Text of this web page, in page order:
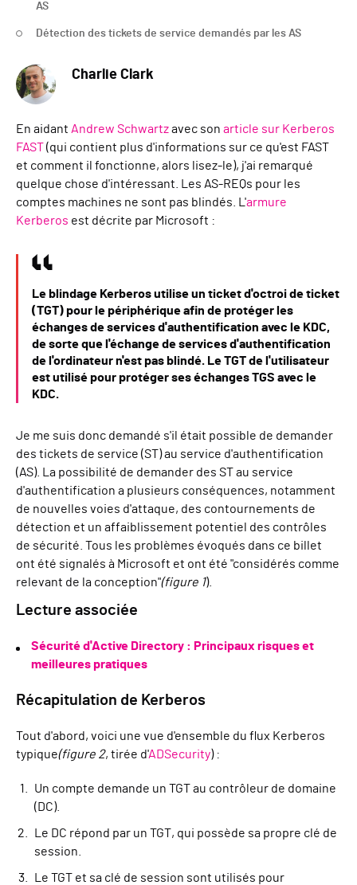
AS
Détection des tickets de service demandés par les AS
Charlie Clark
En aidant Andrew Schwartzavec son article sur Kerberos
FAST(qui contient plus d'informations sur ce qu'est FAST
et comment il fonctionne, alors lisez-le), j'ai remarqué
quelque chose d'intéressant. Les AS-REQs pour les
comptes machines ne sont pas blindés. L'armure
Kerberos est décrite par Microsoft :
Le blindage Kerberos utilise un ticket d'octroi de ticket
(TGT) pour le périphérique afin de protéger les
échanges de services d'authentification avec le KDC,
de sorte que l'échange de services d'authentification
de l'ordinateur n'est pas blindé. Le TGT de l'utilisateur
est utilisé pour protéger ses échanges TGS avec le
KDC.
Je me suis donc demandé s'il était possible de demander
des tickets de service (ST) au service d'authentification
(AS). La possibilité de demander des ST au service
d'authentification a plusieurs conséquences, notamment
de nouvelles voies d'attaque, des contournements de
détection et un affaiblissement potentiel des contrôles
de sécurité. Tous les problèmes évoqués dans ce billet
ont été signalés à Microsoft et ont été "considérés comme
relevant de la conception"(figure 1).
Lecture associée
Sécurité d'Active Directory : Principaux risques et
meilleures pratiques
Récapitulation de Kerberos
Tout d'abord, voici une vue d'ensemble du flux Kerberos
typique(figure 2, tirée d'ADSecurity) :
Un compte demande un TGT au contrôleur de domaine
(DC).
Le DC répond par un TGT, qui possède sa propre clé de
session.
Le TGT et sa clé de session sont utilisés pour